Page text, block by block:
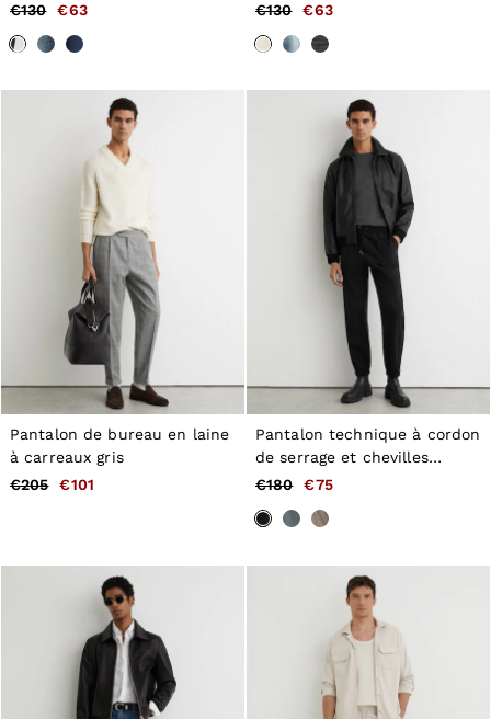
€130 €63
€130
€63
Pantalon de bureau en laine
à carreaux gris
€205
€101
Pantalon technique à cordon
de serrage et chevilles
resserrées en noir
€180 €75